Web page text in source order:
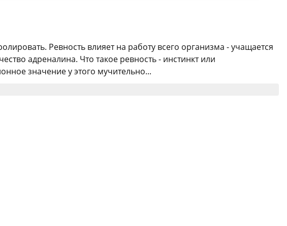
Ревность влияет на работу всего организма - учащается
адреналина. Что такое ревность - инстинкт или
значение у этого мучительно...